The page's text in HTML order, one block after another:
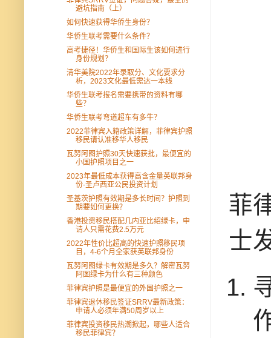
菲
士
避坑指南（上）
如何快速获得华侨生身份？
华侨生联考需要什么条件？
高考捷径！华侨生和国际生该如何进行
身份规划？
清华美院2022年录取分、文化要求分
析，2023文化最低需达一本线
华侨生联考报名需要携带的资料有哪
些？
华侨生联考弯道超车有多牛？
2022菲律宾入籍政策详解，菲律宾护照
移民请认准移华人移民
瓦努阿图护照30天快速获批，最便宜的
小国护照项目之一
2023年最低成本获得高含金量英联邦身
份-圣卢西亚公民投资计划
圣基茨护照有效期是多长时间？护照到
期要如何更换？
香港投资移民搭配几内亚比绍绿卡，申
请人只需花费2.5万元
2022年性价比超高的快速护照移民项
目，4-6个月全家获英联邦身份
瓦努阿图绿卡有效期是多久？解密瓦努
阿图绿卡为什么有三种颜色
菲律宾护照是最便宜的外国护照之一
菲律宾退休移民签证SRRV最新政策：
申请人必须年满50周岁以上
菲律宾投资移民热潮掀起，哪些人适合
移民菲律宾？